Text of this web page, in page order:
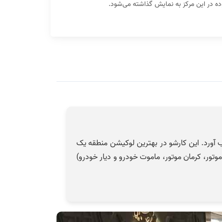
در این مرکز به نمایش گذاشته می‌شود.
این کارشو در بهترین لوکیشن منطقه یک
کرمان موتور، ماموت خودرو و دیار خودرو)